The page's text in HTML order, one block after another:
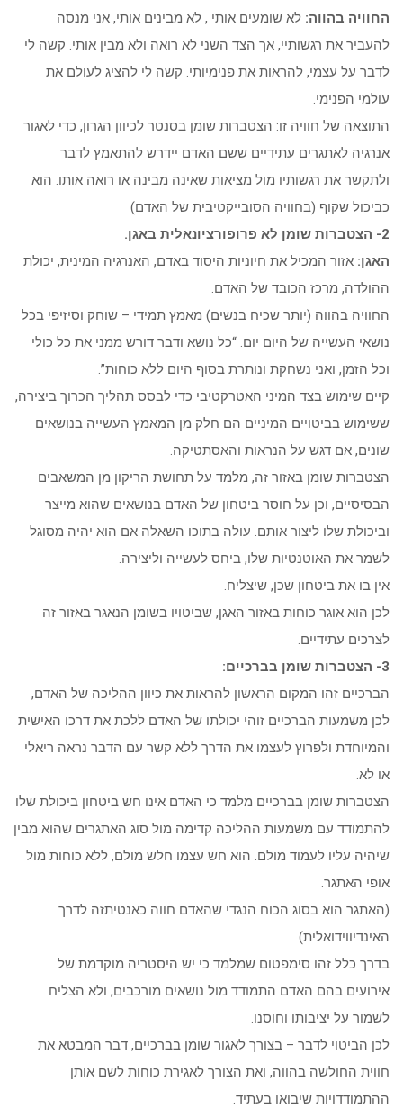
החוויה בהווה: לא שומעים אותי , לא מבינים אותי, אני מנסה
להעביר את רגשותיי, אך הצד השני לא רואה ולא מבין אותי. קשה לי
לדבר על עצמי, להראות את פנימיותי. קשה לי להציג לעולם את
עולמי הפנימי.
התוצאה של חוויה זו: הצטברות שומן בסנטר לכיוון הגרון, כדי לאגור
אנרגיה לאתגרים עתידיים ששם האדם יידרש להתאמץ לדבר
ולתקשר את רגשותיו מול מציאות שאינה מבינה או רואה אותו. הוא
כביכול שקוף (בחוויה הסובייקטיבית של האדם)
2- הצטברות שומן לא פרופורציונאלית באגן.
האגן: אזור המכיל את חיוניות היסוד באדם, האנרגיה המינית, יכולת
ההולדה, מרכז הכובד של האדם.
החוויה בהווה (יותר שכיח בנשים) מאמץ תמידי – שוחק וסיזיפי בכל
נושאי העשייה של היום יום. “כל נושא ודבר דורש ממני את כל כולי
וכל הזמן, ואני נשחקת ונותרת בסוף היום ללא כוחות”.
קיים שימוש בצד המיני האטרקטיבי כדי לבסס תהליך הכרוך ביצירה,
ששימוש בביטויים המיניים הם חלק מן המאמץ העשייה בנושאים
שונים, אם דגש על הנראות והאסתטיקה.
הצטברות שומן באזור זה, מלמד על תחושת הריקון מן המשאבים
הבסיסיים, וכן על חוסר ביטחון של האדם בנושאים שהוא מייצר
וביכולת שלו ליצור אותם. עולה בתוכו השאלה אם הוא יהיה מסוגל
לשמר את האוטנטיות שלו, ביחס לעשייה וליצירה.
אין בו את ביטחון שכן, שיצליח.
לכן הוא אוגר כוחות באזור האגן, שביטויו בשומן הנאגר באזור זה
לצרכים עתידיים.
3- הצטברות שומן בברכיים:
הברכיים זהו המקום הראשון להראות את כיוון ההליכה של האדם,
לכן משמעות הברכיים זוהי יכולתו של האדם ללכת את דרכו האישית
והמיוחדת ולפרוץ לעצמו את הדרך ללא קשר עם הדבר נראה ריאלי
או לא.
הצטברות שומן בברכיים מלמד כי האדם אינו חש ביטחון ביכולת שלו
להתמודד עם משמעות ההליכה קדימה מול סוג האתגרים שהוא מבין
שיהיה עליו לעמוד מולם. הוא חש עצמו חלש מולם, ללא כוחות מול
אופי האתגר.
(האתגר הוא בסוג הכוח הנגדי שהאדם חווה כאנטיתזה לדרך
האינדיווידואלית)
בדרך כלל זהו סימפטום שמלמד כי יש היסטריה מוקדמת של
אירועים בהם האדם התמודד מול נושאים מורכבים, ולא הצליח
לשמור על יציבותו וחוסנו.
לכן הביטוי לדבר – בצורך לאגור שומן בברכיים, דבר המבטא את
חווית החולשה בהווה, ואת הצורך לאגירת כוחות לשם אותן
ההתמודדויות שיבואו בעתיד.